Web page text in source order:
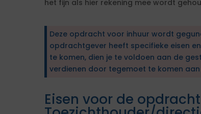
het fijn als hier rekening mee wordt
Deze opdracht voor inhuur wordt
opdrachtgever heeft specifieke eisen
te komen, dien je te voldoen aan de
verdienen door tegemoet te komen aan
Eisen voor de opdracht